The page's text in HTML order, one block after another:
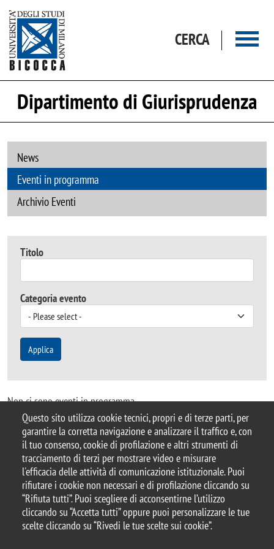
Questo sito utilizza cookie tecnici, propri e di terze parti, per
garantire la corretta navigazione e analizzare il traffico e, con
il tuo consenso, cookie di profilazione e altri strumenti di
tracciamento di terzi per mostrare video e misurare
l'efficacia delle attività di comunicazione istituzionale. Puoi
rifiutare i cookie non necessari e di profilazione cliccando su
“Rifiuta tutti”. Puoi scegliere di acconsentirne l’utilizzo
cliccando su “Accetta tutti” oppure puoi personalizzare le tue
scelte cliccando su “Rivedi le tue scelte sui cookie”.
CERCA
Dipartimento di Giurisprudenza
News
Eventi in programma
Archivio Eventi
Titolo
Categoria evento
Applica
Non ci sono eventi in programma
© 2025 Università degli Studi di Milano-Bicocca
Piazza dell'Ateneo Nuovo, 1 - 20126, Milano
Casella PEC:ateneo.bicocca@pec.unimib.it
P.I. 12621570154 |
redazioneweb.giurisprudenza@unimib.it